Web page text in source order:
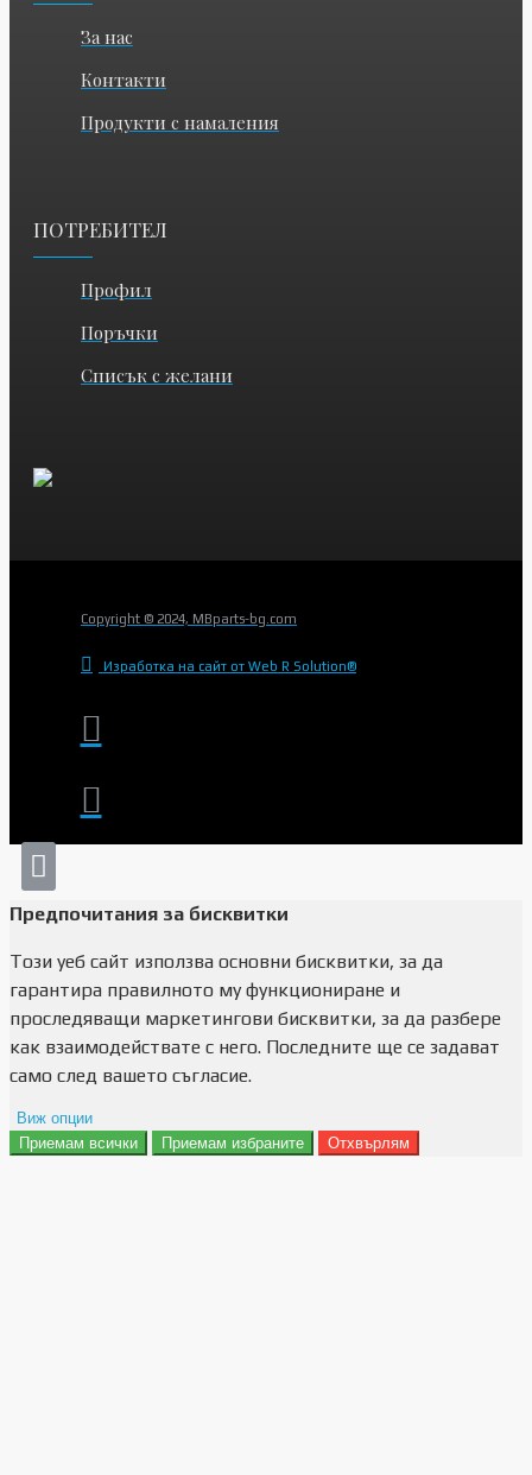
За нас
Контакти
Продукти с намаления
ПОТРЕБИТЕЛ
Профил
Поръчки
Списък с желани
Copyright © 2024, MBparts-bg.com
Изработка на сайт от Web R Solution®
Предпочитания за бисквитки
Този уеб сайт използва основни бисквитки, за да
гарантира правилното му функциониране и
проследяващи маркетингови бисквитки, за да разбере
как взаимодействате с него. Последните ще се задават
само след вашето съгласие.
Виж опции
Препочитания за реклами
Приемам всички Приемам избраните Отхвърлям